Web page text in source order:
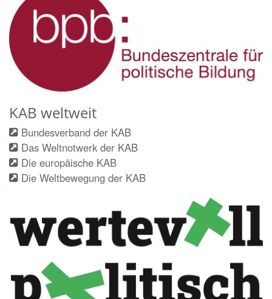
KAB weltweit
Bundesverband der KAB
Das Weltnotwerk der KAB
Die europäische KAB
Die Weltbewegung der KAB